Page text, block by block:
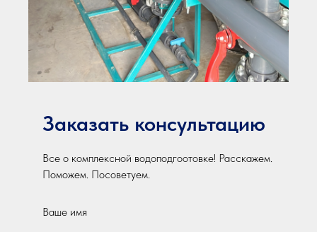
Заказать консультацию
Все о комплексной водоподгоотовке! Расскажем.
Поможем. Посоветуем.
Ваше имя